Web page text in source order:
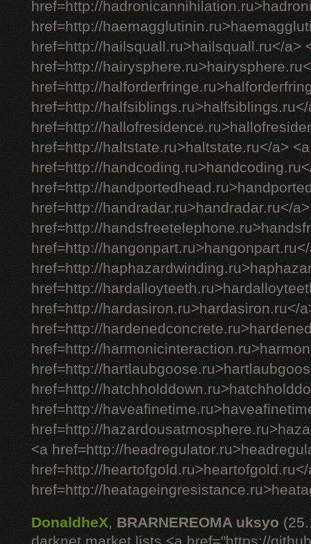
href=http://
href=http://
href=http://hailsquall.ru>hailsquall.ru</a>
href=http://
href=http://
href=http://
href=http://
href=http://haltstate.ru>haltstate.ru</a> <a
href=http://
href=http://
href=http://handradar.ru>handradar.ru</
href=http://
href=http://
href=http://
href=http://
href=http://hardasiron.ru>hardasiron.ru</
href=http://
href=http://
href=http://
href=http://
href=http://
href=http://
<a href=http://
href=http://
href=http://
DonaldheX, BRARNEREOMA uksyo